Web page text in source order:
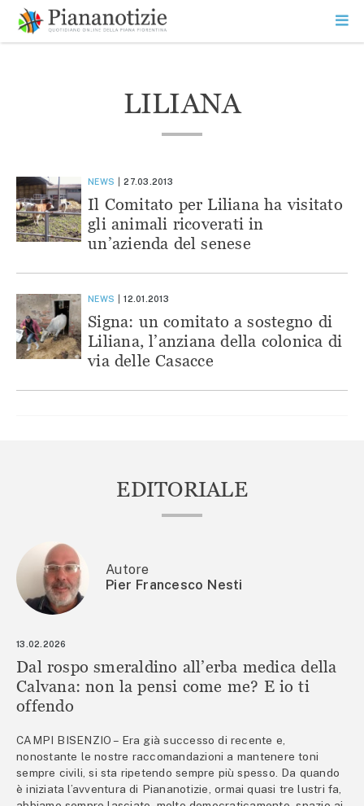
contenuto
SEARCH
LILIANA
NEWS 27.03.2013
Il Comitato per Liliana ha visitato
gli animali ricoverati in
un’azienda del senese
NEWS 12.01.2013
Signa: un comitato a sostegno di
Liliana, l’anziana della colonica di
via delle Casacce
EDITORIALE
Autore
Pier Francesco Nesti
13.02.2026
Dal rospo smeraldino all’erba medica della
Calvana: non la pensi come me? E io ti
offendo
CAMPI BISENZIO – Era già successo di recente e,
nonostante le nostre raccomandazioni a mantenere toni
sempre civili, si sta ripetendo sempre più spesso. Da quando
è iniziata l’avventura di Piananotizie, ormai quasi tre lustri fa,